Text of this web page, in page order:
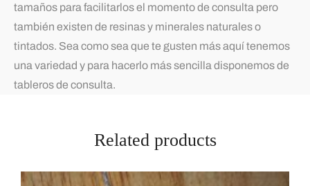
tamaños para facilitarlos el momento de consulta pero
también existen de resinas y minerales naturales o
tintados. Sea como sea que te gusten más aquí tenemos
una variedad y para hacerlo más sencilla disponemos de
tableros de consulta.
Related products